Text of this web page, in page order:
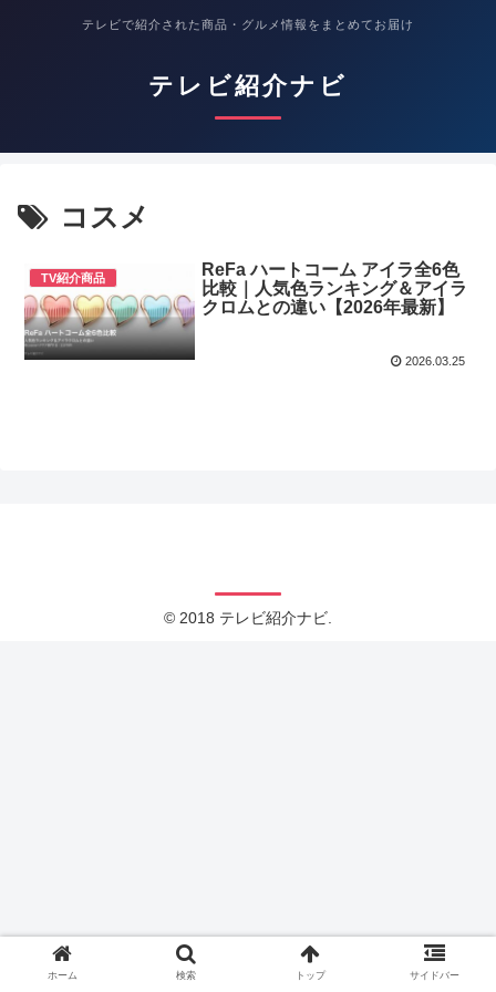
テレビで紹介された商品・グルメ情報をまとめてお届け
テレビ紹介ナビ
コスメ
TV紹介商品
ReFa ハートコーム アイラ全6色
比較｜人気色ランキング＆アイラ
クロムとの違い【2026年最新】
2026.03.25
© 2018 テレビ紹介ナビ.
ホーム 検索 トップ サイドバー